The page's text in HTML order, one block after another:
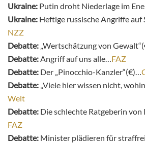
Ukraine: Putin droht Niederlage im
Ukraine: Heftige russische Angriffe auf
NZZ
Debatte: „Wertschätzung von
Debatte: Angriff auf uns alle… FAZ
Debatte: Der „Pinocchio-Kanzler“(€)…
Debatte: „Viele hier wissen nicht,
Welt
Debatte: Die schlechte Ratgeberin von
FAZ
Debatte: Minister plädieren für